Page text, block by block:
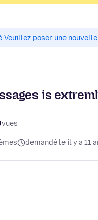
Veuillez poser une
is
vues
demandé le il y a 11